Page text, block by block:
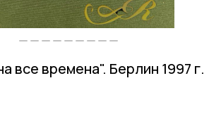
все времена". Берлин 1997 г.